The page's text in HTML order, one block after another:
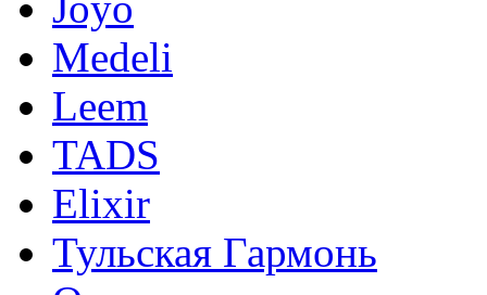
Medeli
Leem
TADS
Elixir
Тульская Гармонь